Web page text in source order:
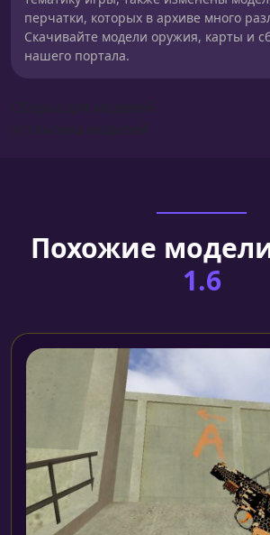
перчатки, которых в архиве много
Скачивайте модели оружия, карты и
нашего портала.
Похожие
1.6